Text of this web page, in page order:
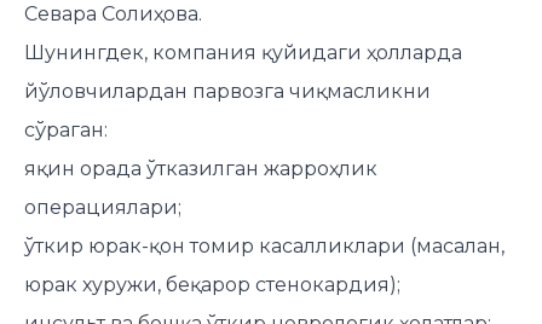
Севара Солиҳова.
Шунингдек, компания қуйидаги ҳолларда
йўловчилардан парвозга чиқмасликни
сўраган:
яқин орада ўтказилган жарроҳлик
операциялари;
ўткир юрак-қон томир касалликлари (масалан,
юрак хуружи, беқарор стенокардия);